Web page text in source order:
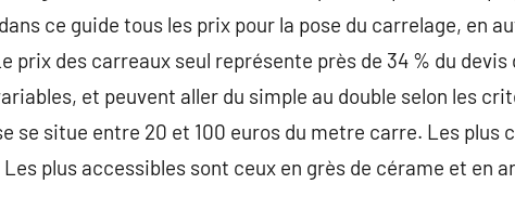
ce guide tous les prix pour la pose du carrelage, en
prix des carreaux seul représente près de 34 % du devis
et peuvent aller du simple au double selon les
se situe entre 20 et 100 euros du metre carre. Les plus
plus accessibles sont ceux en grès de cérame et en